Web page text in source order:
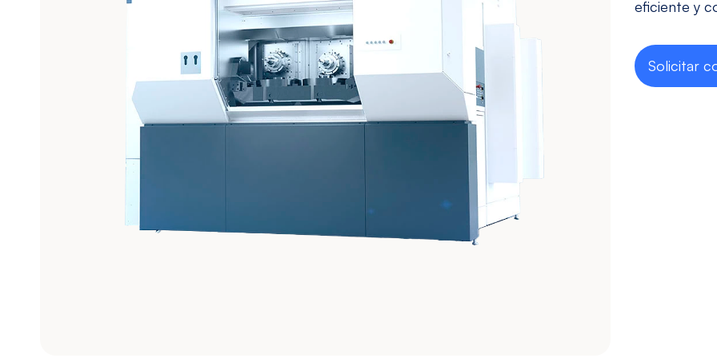
de Gráfito
Ver modelos
Machueleado
Ver modelos Ver modelos
eficiente y
Solicitar